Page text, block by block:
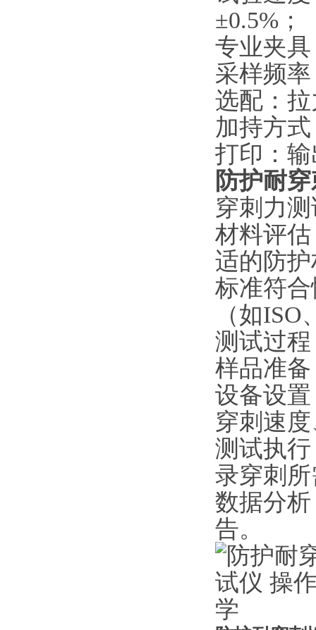
±0.5% ；
专业夹
采样频
选配：
加持方
打印：
防护耐
穿刺力
材料评
适的防
标准符
（如ISO
测试过
样品准
设备设
穿刺速
测试执
录穿刺
数据分
告。